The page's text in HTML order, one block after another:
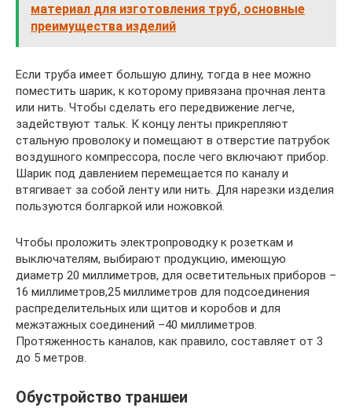
материал для изготовления труб, основные
преимущества изделий
Если труба имеет большую длину, тогда в нее можно
поместить шарик, к которому привязана прочная лента
или нить. Чтобы сделать его передвижение легче,
задействуют тальк. К концу ленты прикрепляют
стальную проволоку и помещают в отверстие патрубок
воздушного компрессора, после чего включают прибор.
Шарик под давлением перемещается по каналу и
втягивает за собой ленту или нить. Для нарезки изделия
пользуются болгаркой или ножовкой.
Чтобы проложить электропроводку к розеткам и
выключателям, выбирают продукцию, имеющую
диаметр 20 миллиметров, для осветительных приборов –
16 миллиметров,25 миллиметров для подсоединения
распределительных или щитов и коробов и для
межэтажных соединений –40 миллиметров.
Протяженность каналов, как правило, составляет от 3
до 5 метров.
Обустройство траншеи